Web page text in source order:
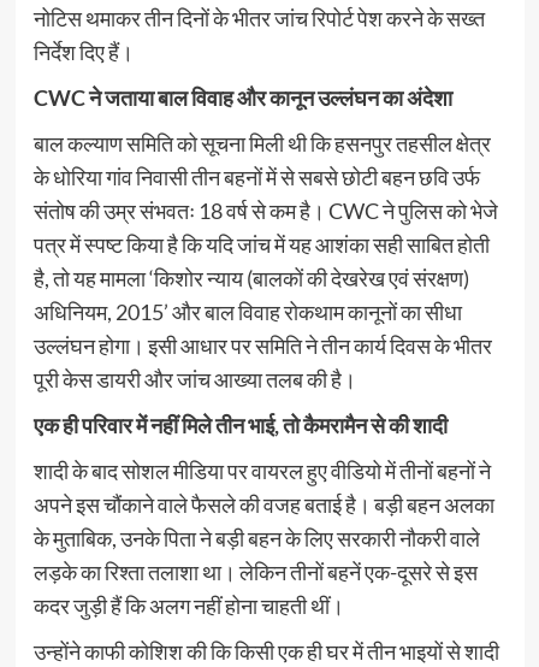
नोटिस थमाकर तीन दिनों के भीतर जांच रिपोर्ट पेश करने के सख्त
निर्देश दिए हैं।
CWC ने जताया बाल विवाह और कानून उल्लंघन का अंदेशा
बाल कल्याण समिति को सूचना मिली थी कि हसनपुर तहसील क्षेत्र
के धोरिया गांव निवासी तीन बहनों में से सबसे छोटी बहन छवि उर्फ
संतोष की उम्र संभवतः 18 वर्ष से कम है। CWC ने पुलिस को भेजे
पत्र में स्पष्ट किया है कि यदि जांच में यह आशंका सही साबित होती
है, तो यह मामला ‘किशोर न्याय (बालकों की देखरेख एवं संरक्षण)
अधिनियम, 2015’ और बाल विवाह रोकथाम कानूनों का सीधा
उल्लंघन होगा। इसी आधार पर समिति ने तीन कार्य दिवस के भीतर
पूरी केस डायरी और जांच आख्या तलब की है।
एक ही परिवार में नहीं मिले तीन भाई, तो कैमरामैन से की शादी
शादी के बाद सोशल मीडिया पर वायरल हुए वीडियो में तीनों बहनों ने
अपने इस चौंकाने वाले फैसले की वजह बताई है। बड़ी बहन अलका
के मुताबिक, उनके पिता ने बड़ी बहन के लिए सरकारी नौकरी वाले
लड़के का रिश्ता तलाशा था। लेकिन तीनों बहनें एक-दूसरे से इस
कदर जुड़ी हैं कि अलग नहीं होना चाहती थीं।
उन्होंने काफी कोशिश की कि किसी एक ही घर में तीन भाइयों से शादी